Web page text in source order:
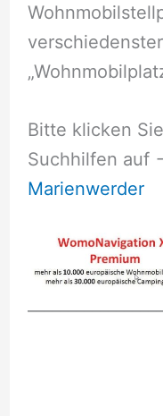
Bitte klicken
Suchhilfen auf
Marienwerder